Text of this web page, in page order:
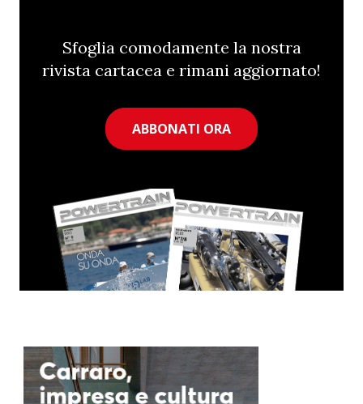
Sfoglia comodamente la nostra
rivista cartacea e rimani aggiornato!
ABBONATI ORA